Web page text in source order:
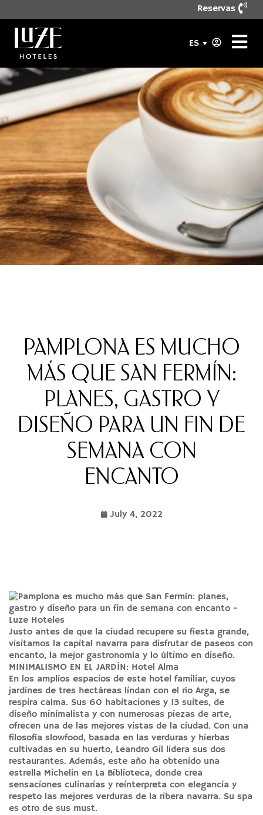
Reservas
ES
PAMPLONA ES MUCHO
MÁS QUE SAN FERMÍN:
PLANES, GASTRO Y
DISEÑO PARA UN FIN DE
SEMANA CON
ENCANTO
July 4, 2022
Justo antes de que la ciudad recupere su fiesta grande,
visitamos la capital navarra para disfrutar de paseos con
encanto, la mejor gastronomía y lo último en diseño.
MINIMALISMO EN EL JARDÍN: Hotel Alma
En los amplios espacios de este hotel familiar, cuyos
jardines de tres hectáreas lindan con el río Arga, se
respira calma. Sus 60 habitaciones y 13 suites, de
diseño minimalista y con numerosas piezas de arte,
ofrecen una de las mejores vistas de la ciudad. Con una
filosofía slowfood, basada en las verduras y hierbas
cultivadas en su huerto, Leandro Gil lidera sus dos
restaurantes. Además, este año ha obtenido una
estrella Michelin en La Biblioteca, donde crea
sensaciones culinarias y reinterpreta con elegancia y
respeto las mejores verduras de la ribera navarra. Su spa
es otro de sus must.